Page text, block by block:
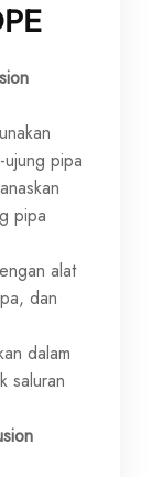
ujung pipa
pipa
alat
dan
dalam
saluran